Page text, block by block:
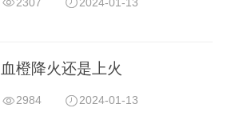
血橙降火还是上火
2984 2024-01-13